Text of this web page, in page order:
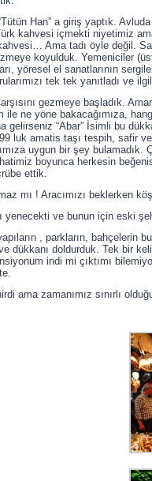
Han” a giriş yaptık.
kahvesi içmekti niyetimiz
Ama tadı öyle değil.
koyulduk. Yemeniciler
yöresel el sanatlarının
tek tek yanıtladı ve
gezmeye başladık.
ile ne yöne bakacağımıza,
gelirseniz “Abar” İsimli bu
amatis taşı tespih, safir ve
uygun bir şey
boyunca herkesin
ettik.
mı ! Aracımızı beklerken
yenecekti ve bunun için eski
, parkların, bahçelerin
dükkanı doldurduk. Tek bir
indi mi çıktımı
zamanımız sınırlı